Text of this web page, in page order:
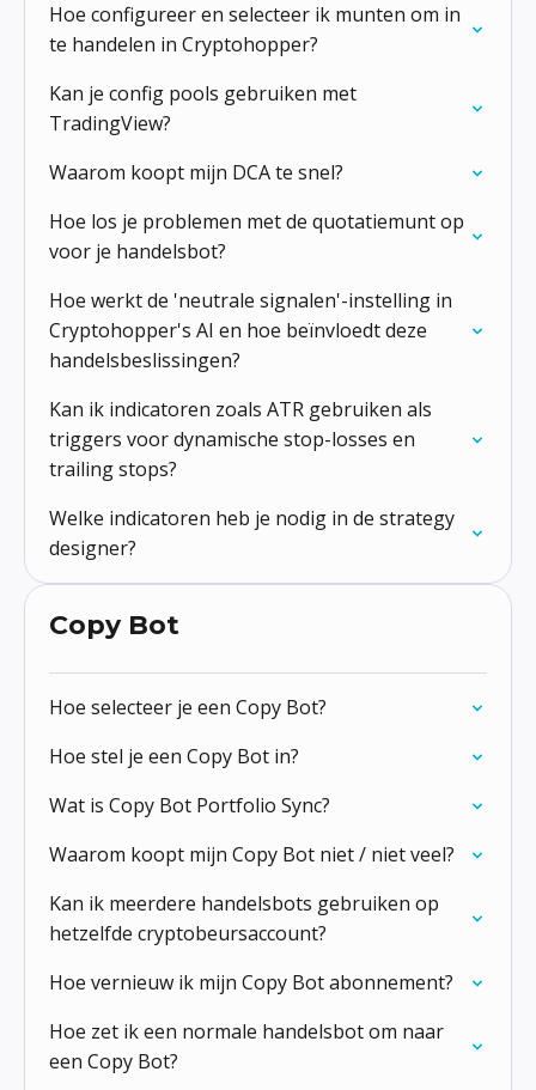
Hoe configureer en selecteer ik munten om in
te handelen in Cryptohopper?
Kan je config pools gebruiken met
TradingView?
Waarom koopt mijn DCA te snel?
Hoe los je problemen met de quotatiemunt op
voor je handelsbot?
Hoe werkt de 'neutrale signalen'-instelling in
Cryptohopper's AI en hoe beïnvloedt deze
handelsbeslissingen?
Kan ik indicatoren zoals ATR gebruiken als
triggers voor dynamische stop-losses en
trailing stops?
Welke indicatoren heb je nodig in de strategy
designer?
Copy Bot
Hoe selecteer je een Copy Bot?
Hoe stel je een Copy Bot in?
Wat is Copy Bot Portfolio Sync?
Waarom koopt mijn Copy Bot niet / niet veel?
Kan ik meerdere handelsbots gebruiken op
hetzelfde cryptobeursaccount?
Hoe vernieuw ik mijn Copy Bot abonnement?
Hoe zet ik een normale handelsbot om naar
een Copy Bot?